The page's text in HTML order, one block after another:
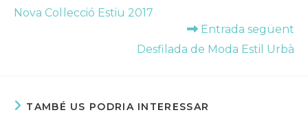
articles
Nova Col·lecció Estiu 2017
Entrada següent
Desfilada de Moda Estil Urbà
TAMBÉ US PODRIA INTERESSAR